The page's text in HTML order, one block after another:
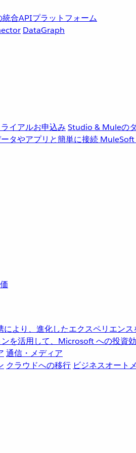
合APIプラットフォーム
DataGraph
イアルお申込み Studio & Muleの
タやアプリと簡単に接続 MuleSoft
により、進化したエクスペリエン
を活用して、Microsoft への投資効
通信・メディア
クラウドへの移行 ビジネスオート